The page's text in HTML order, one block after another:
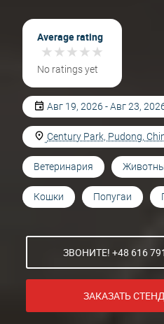
Average rating
★★★★★
★★★★★
No ratings yet
Авг 19, 2026 - Авг 23,
Century Park, Pudong,
Ветеринария
Кошки Попугаи
ЗВОНИТЕ! +48 616
ЗАКАЗАТЬ